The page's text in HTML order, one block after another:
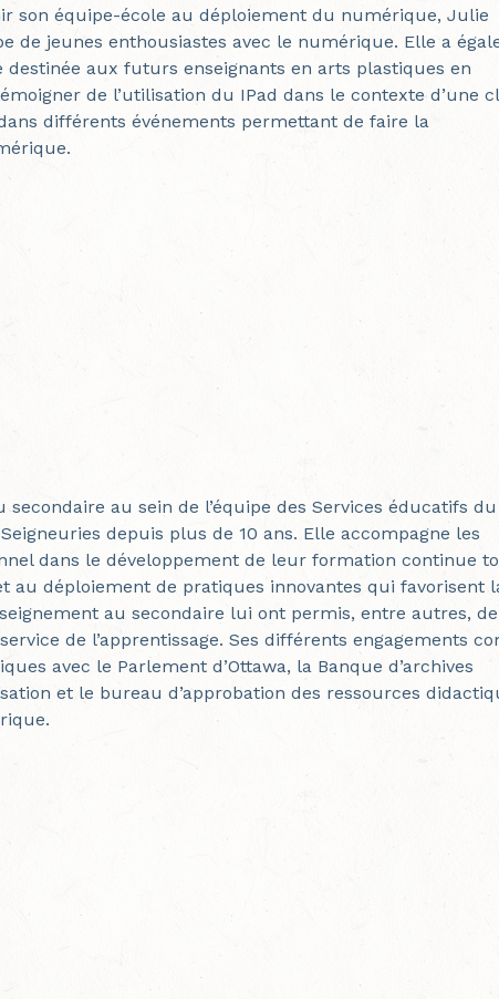
son équipe-école au déploiement du numérique, Julie
de jeunes enthousiastes avec le numérique. Elle a
aux futurs enseignants en arts plastiques en
de l’utilisation du IPad dans le contexte d’une
différents événements permettant de faire la
au sein de l’équipe des Services éducatifs du
depuis plus de 10 ans. Elle accompagne les
dans le développement de leur formation continue
au déploiement de pratiques innovantes qui favorisent
au secondaire lui ont permis, entre autres, de
de l’apprentissage. Ses différents engagements
avec le Parlement d’Ottawa, la Banque d’archives
et le bureau d’approbation des ressources